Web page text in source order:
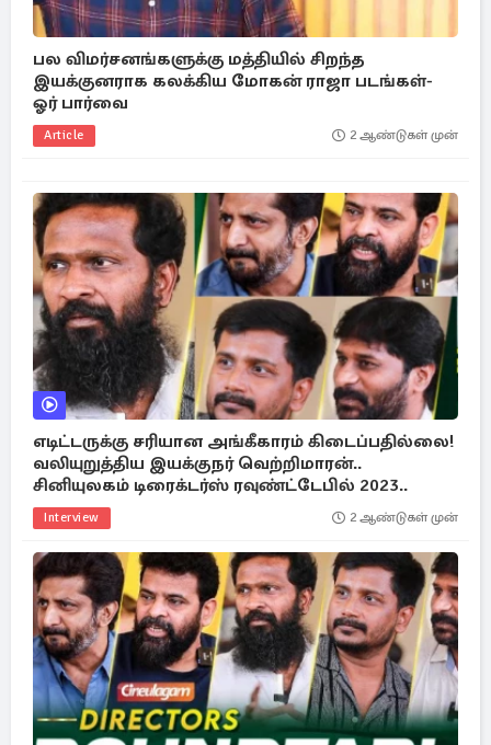
பல விமர்சனங்களுக்கு மத்தியில் சிறந்த
இயக்குனராக கலக்கிய மோகன் ராஜா படங்கள்-
ஓர் பார்வை
Article 2 ஆண்டுகள் முன்
எடிட்டருக்கு சரியான அங்கீகாரம் கிடைப்பதில்லை!
வலியுறுத்திய இயக்குநர் வெற்றிமாரன்..
சினியுலகம் டிரைக்டர்ஸ் ரவுண்ட்டேபில் 2023..
Interview 2 ஆண்டுகள் முன்